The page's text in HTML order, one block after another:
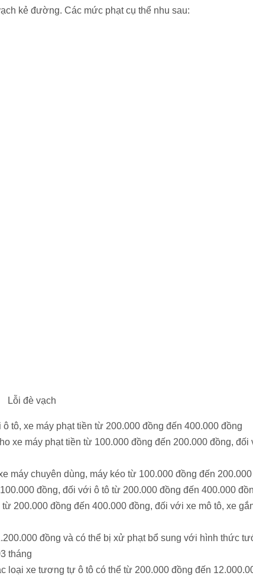
kẻ đường. Các mức phạt cụ thể nhu sau:
Lỗi đè vạch
tô, xe máy phạt tiền từ 200.000 đồng đến 400.000 đồng
xe máy phạt tiền từ 100.000 đồng đến 200.000 đồng, đối
máy chuyên dùng, máy kéo từ 100.000 đồng đến 200.000
đồng, đối với ô tô từ 200.000 đồng đến 400.000
200.000 đồng đến 400.000 đồng, đối với xe mô tô, xe
đồng và có thể bị xử phạt bổ sung với hình thức
tháng
loại xe tương tự ô tô có thể từ 200.000 đồng đến